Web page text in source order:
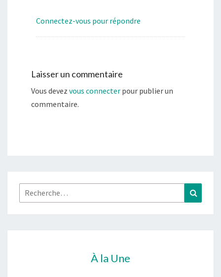
Connectez-vous pour répondre
Laisser un commentaire
Vous devez vous connecter pour publier un
commentaire.
Rechercher :
À la Une